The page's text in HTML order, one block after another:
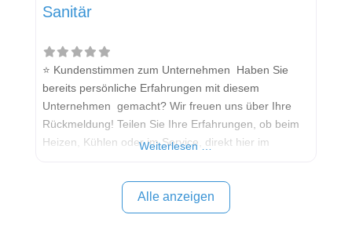
Sanitär
⭐ Kundenstimmen zum Unternehmen Haben Sie
bereits persönliche Erfahrungen mit diesem
Unternehmen gemacht? Wir freuen uns über Ihre
Rückmeldung! Teilen Sie Ihre Erfahrungen, ob beim
Heizen, Kühlen oder im Service, direkt hier im
Sollten Sie eine kritische Meinung äußern, so geben
Sie diese bitte mit konkreten Details an und bleiben
Weiterlesen …
Alle anzeigen